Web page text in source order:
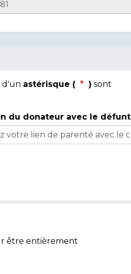
d'un astérisque ( ) sont
du donateur avec le défunt
être entièrement